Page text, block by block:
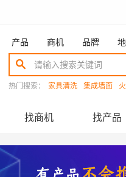
产品 商机 品牌
热门搜索： 家具清洗 集成墙面
找商机 找产品